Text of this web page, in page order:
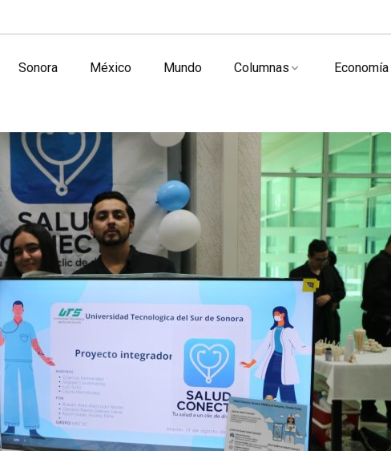
Sonora México Mundo Columnas Economía